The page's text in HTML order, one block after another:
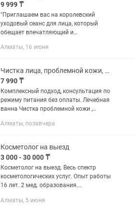
9 999 ₸
"Приглашаем вас на королевский
уходовый сеанс для лица, который
обещает впечатляющий и
Голливудской красоты! Предоставляем
неповторимым...
Алматы, 16 июня
Чистка лица, проблемной кожи, пигментация , розацеа
7 990 ₸
Комплексный подход, консультация по
режиму питания без оплаты. Лечебная
ванна Чистка проблемной кожи ,
розацеа , купероз и прочее.
Алматы, позавчера
Косметолог на выезд
3 000 - 30 000 ₸
Косметолог на выезд. Весь спектр
косметологических услуг. Опыт работы
16 лет. 2 мед. образования.
премиум класса. Все стерильно,
Алматы, 5 июня